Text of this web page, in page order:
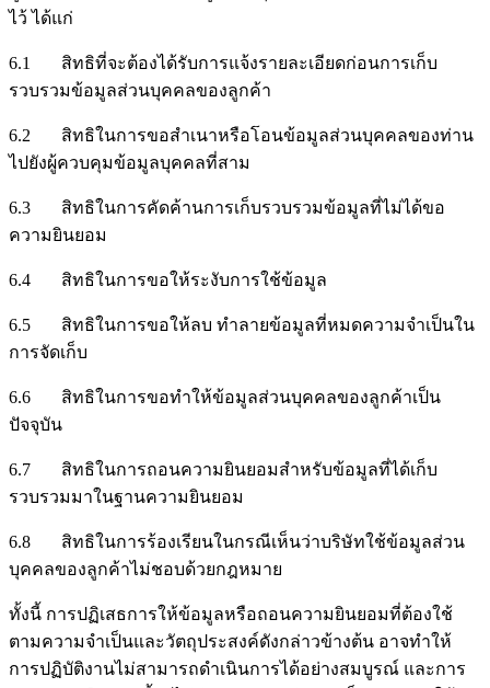
ไว้ ได้แก่
6.1 สิทธิที่จะต้องได้รับการแจ้งรายละเอียดก่อนการเก็บ
รวบรวมข้อมูลส่วนบุคคลของลูกค้า
6.2 สิทธิในการขอสำเนาหรือโอนข้อมูลส่วนบุคคลของท่าน
ไปยังผู้ควบคุมข้อมูลบุคคลที่สาม
6.3 สิทธิในการคัดค้านการเก็บรวบรวมข้อมูลที่ไม่ได้ขอ
ความยินยอม
6.4 สิทธิในการขอให้ระงับการใช้ข้อมูล
6.5 สิทธิในการขอให้ลบ ทำลายข้อมูลที่หมดความจำเป็นใน
การจัดเก็บ
6.6 สิทธิในการขอทำให้ข้อมูลส่วนบุคคลของลูกค้าเป็น
ปัจจุบัน
6.7 สิทธิในการถอนความยินยอมสำหรับข้อมูลที่ได้เก็บ
รวบรวมมาในฐานความยินยอม
6.8 สิทธิในการร้องเรียนในกรณีเห็นว่าบริษัทใช้ข้อมูลส่วน
บุคคลของลูกค้าไม่ชอบด้วยกฎหมาย
ทั้งนี้ การปฏิเสธการให้ข้อมูลหรือถอนความยินยอมที่ต้องใช้
ตามความจำเป็นและวัตถุประสงค์ดังกล่าวข้างต้น อาจทำให้
การปฏิบัติงานไม่สามารถดำเนินการได้อย่างสมบูรณ์ และการ